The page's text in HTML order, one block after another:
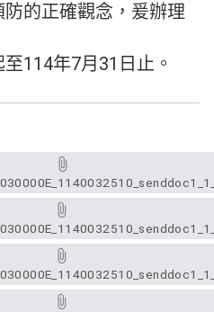
的正確觀念，爰辦理
114年7月31日止。